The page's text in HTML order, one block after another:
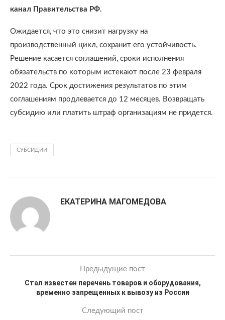
канал Правительства РФ.
Ожидается, что это снизит нагрузку на
производственный цикл, сохранит его устойчивость.
Решение касается соглашений, сроки исполнения
обязательств по которым истекают после 23 февраля
2022 года. Срок достижения результатов по этим
соглашениям продлевается до 12 месяцев. Возвращать
субсидию или платить штраф организациям не придется.
СУБСИДИИ
ЕКАТЕРИНА МАГОМЕДОВА
Предыдущие пост
Стал известен перечень товаров и оборудования,
временно запрещенных к вывозу из России
Следующий пост